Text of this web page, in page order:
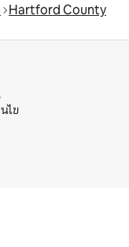
Hartford County
ไข